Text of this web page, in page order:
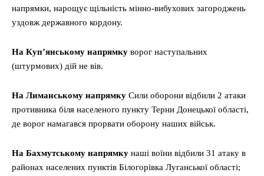
напрямки, нарощує щільність мінно-вибухових загороджень
уздовж державного кордону.
На Куп’янському напрямку ворог наступальних
(штурмових) дій не вів.
На Лиманському напрямку Сили оборони відбили 2 атаки
противника біля населеного пункту Терни Донецької області,
де ворог намагався прорвати оборону наших військ.
На Бахмутському напрямку наші воїни відбили 31 атаку в
районах населених пунктів Білогорівка Луганської області;